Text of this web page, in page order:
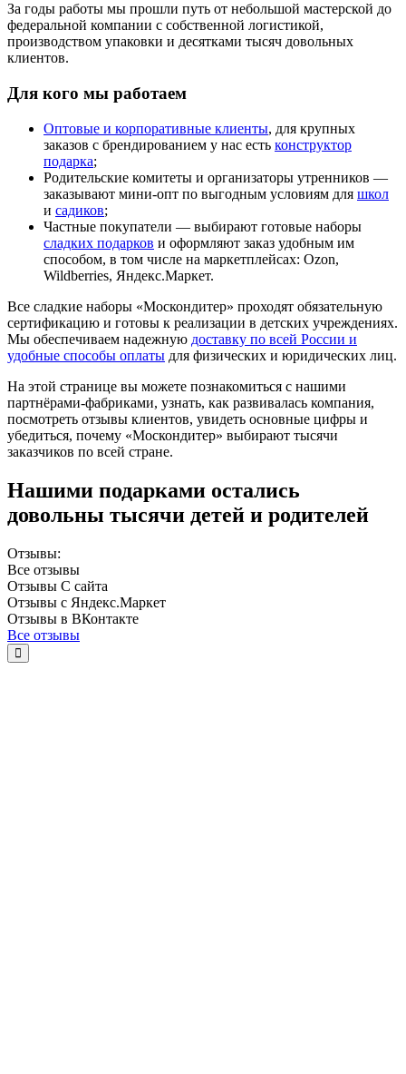
За годы работы мы прошли путь от небольшой мастерской до
федеральной компании с собственной логистикой,
производством упаковки и десятками тысяч довольных
клиентов.
Для кого мы работаем
Оптовые и корпоративные клиенты, для крупных
заказов с брендированием у нас есть конструктор
подарка;
Родительские комитеты и организаторы утренников —
заказывают мини-опт по выгодным условиям для школ
и садиков;
Частные покупатели — выбирают готовые наборы
сладких подарков и оформляют заказ удобным им
способом, в том числе на маркетплейсах: Ozon,
Wildberries, Яндекс.Маркет.
Все сладкие наборы «Москондитер» проходят обязательную
сертификацию и готовы к реализации в детских учреждениях.
Мы обеспечиваем надежную доставку по всей России и
удобные способы оплаты для физических и юридических лиц.
На этой странице вы можете познакомиться с нашими
партнёрами-фабриками, узнать, как развивалась компания,
посмотреть отзывы клиентов, увидеть основные цифры и
убедиться, почему «Москондитер» выбирают тысячи
заказчиков по всей стране.
Нашими подарками остались
довольны тысячи детей и родителей
Отзывы:
Все отзывы
Отзывы С сайта
Отзывы с Яндекс.Маркет
Отзывы в ВКонтакте
Все отзывы